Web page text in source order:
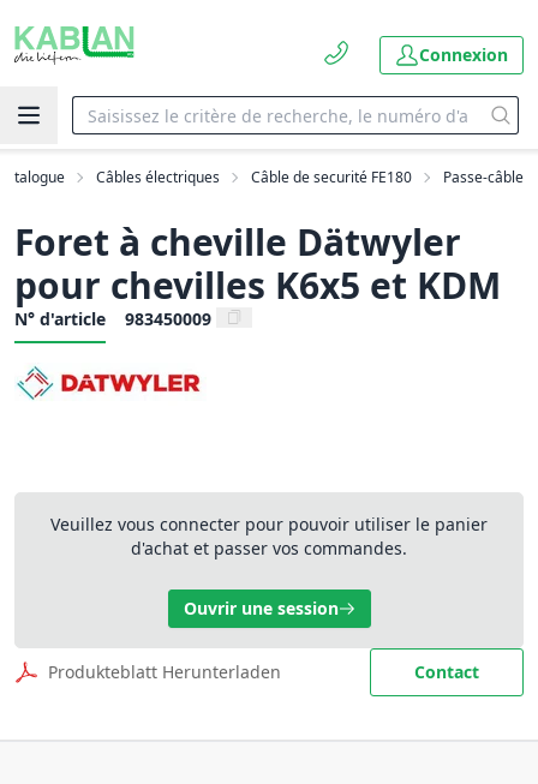
Connexion
Câbles électriques Câble de securité FE180 Passe-câble
Foret à cheville Dätwyler
pour chevilles K6x5 et KDM
N° d'article 983450009
Veuillez vous connecter pour pouvoir utiliser le panier
d'achat et passer vos commandes.
Ouvrir une session
Produkteblatt Herunterladen Contact